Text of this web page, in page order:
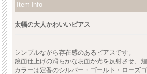
Item Info
太幅の大人かわいいピアス
シンプルながら存在感のあるピアスです。
鏡面仕上げの滑らかな表面が光を反射させ、煌
カラーは定番のシルバー・ゴールド・ローズゴ